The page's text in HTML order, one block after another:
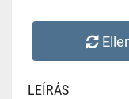
LEÍRÁS